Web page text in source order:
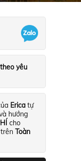
yêu
Erica tự
hướng
cho
Toàn